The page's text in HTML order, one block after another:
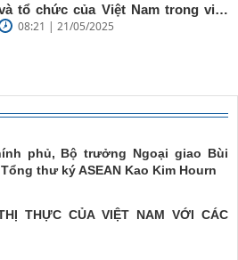
tổ chức của Việt Nam trong việc
cao chủ nghĩa đa phương, đoàn
08:21 | 21/05/2025
phủ, Bộ trưởng Ngoại giao Bùi
thư ký ASEAN Kao Kim Hourn
THỰC CỦA VIỆT NAM VỚI CÁC